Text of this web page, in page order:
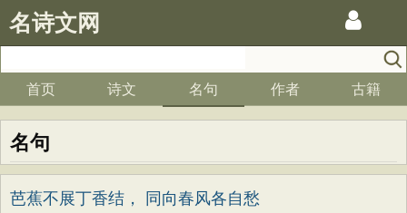
名诗文网
首页 诗文 名句 作者 古籍
名句
芭蕉不展丁香结， 同向春风各自愁